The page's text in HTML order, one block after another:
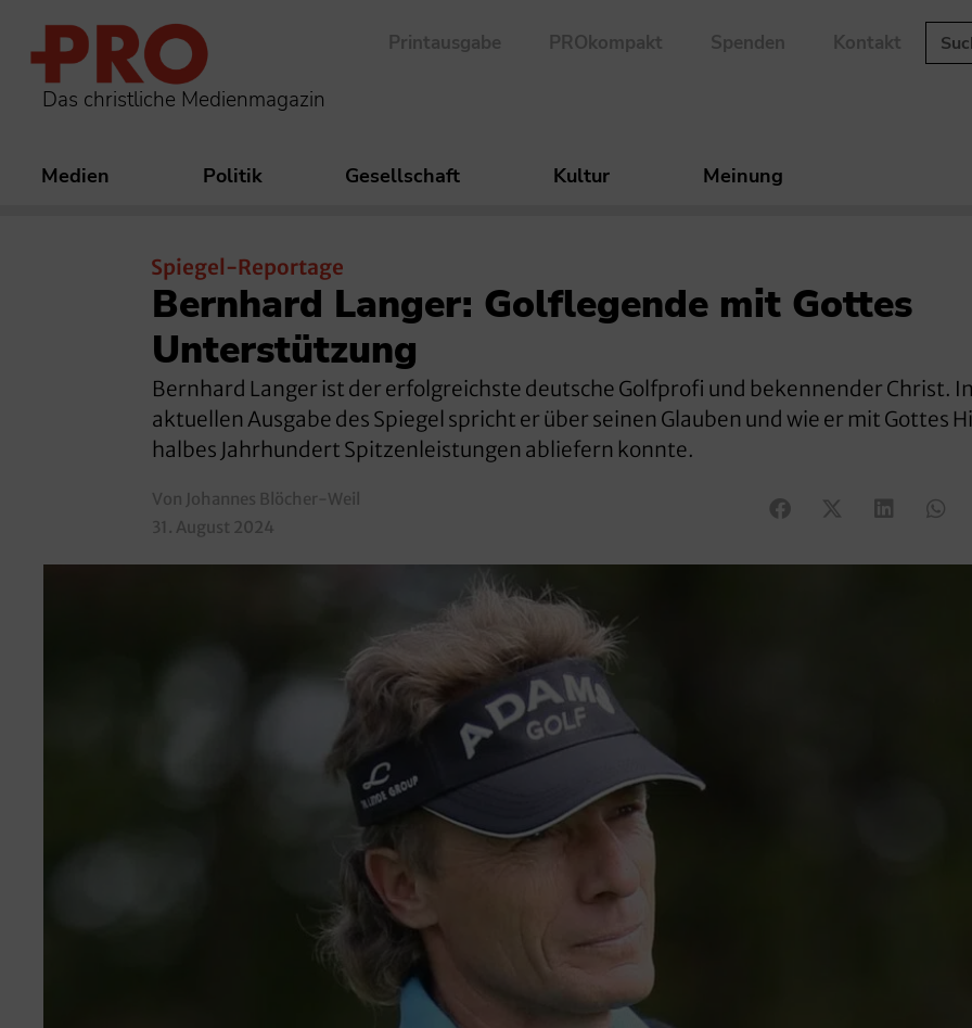
Das christliche Medienmagazin
Printausgabe PROkompakt Spenden Kontakt
Medien Politik Gesellschaft Kultur Meinung
Spiegel-Reportage
Bernhard Langer: Golflegende mit Gottes
Unterstützung
Bernhard Langer ist der erfolgreichste deutsche Golfprofi und bekennender Christ.
aktuellen Ausgabe des Spiegel spricht er über seinen Glauben und wie er mit Gottes
halbes Jahrhundert Spitzenleistungen abliefern konnte.
Von Johannes Blöcher-Weil
31. August 2024